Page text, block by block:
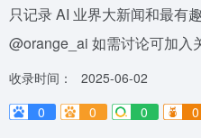
只记录 AI 业界大新闻和最有
@orange_ai 如需讨论可加入
收录时间：
2025-06-02
0
0 0 0